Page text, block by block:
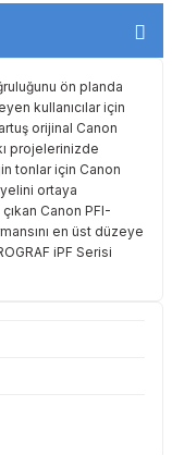
ön planda
kullanıcılar için
orijinal Canon
projelerinizde
tonlar için Canon
ortaya
çıkan Canon PFI-
en üst düzeye
iPF Serisi